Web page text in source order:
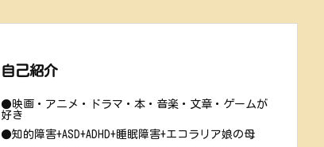
自己紹介
●映画・アニメ・ドラマ・本・音楽・文章・ゲームが
好き
●知的障害+ASD+ADHD+睡眠障害+エコラリア娘の母